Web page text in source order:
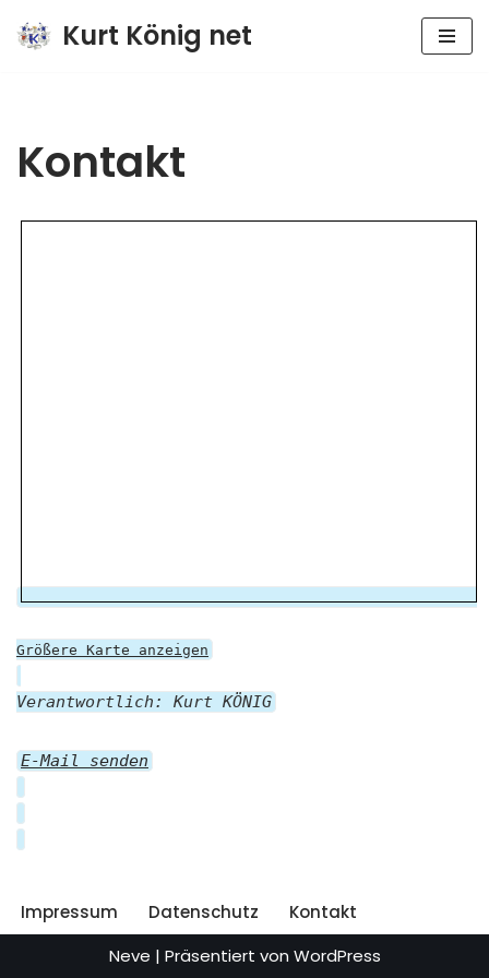
Kurt König net
Kontakt
Größere Karte anzeigen
Verantwortlich: Kurt KÖNIG
E-Mail senden
Impressum Datenschutz
Kontakt
Neve | Präsentiert von WordPress